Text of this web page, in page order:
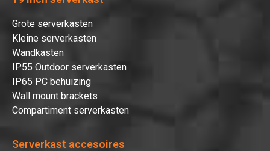
Grote serverkasten
Kleine serverkasten
Wandkasten
IP55 Outdoor serverkasten
IP65 PC behuizing
Wall mount brackets
Compartiment serverkasten
Serverkast accesoires